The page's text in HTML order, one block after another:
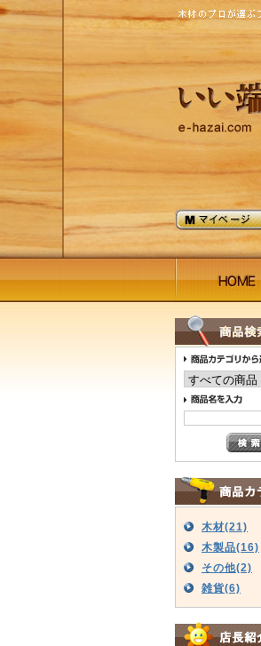
木材(21)
木製品(16)
その他(2)
雑貨(6)